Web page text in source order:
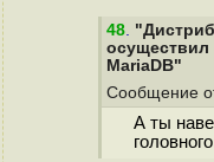
48.
осуществил
MariaDB"
Сообщение
А ты